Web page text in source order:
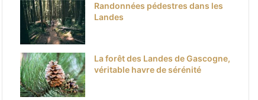
Randonnées pédestres dans les
Landes
La forêt des Landes de Gascogne,
véritable havre de sérénité